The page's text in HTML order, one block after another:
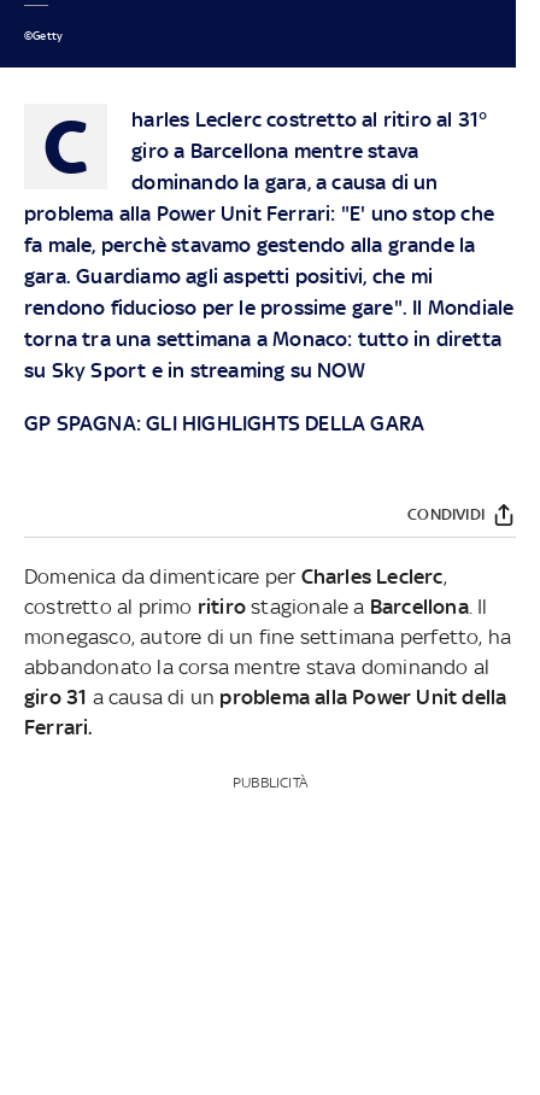
©Getty
C
harles Leclerc costretto al ritiro al 31°
giro a Barcellona mentre stava
dominando la gara, a causa di un
problema alla Power Unit Ferrari: "E' uno stop che
fa male, perchè stavamo gestendo alla grande la
gara. Guardiamo agli aspetti positivi, che mi
rendono fiducioso per le prossime gare". Il Mondiale
torna tra una settimana a Monaco: tutto in diretta
su Sky Sport e in streaming su NOW
GP SPAGNA: GLI HIGHLIGHTS DELLA GARA
CONDIVIDI
Domenica da dimenticare per Charles Leclerc,
costretto al primo ritirostagionale a Barcellona. Il
monegasco, autore di un fine settimana perfetto, ha
abbandonato la corsa mentre stava dominando al
giro 31 a causa di un problema alla Power Unit della
Ferrari.
PUBBLICITÀ